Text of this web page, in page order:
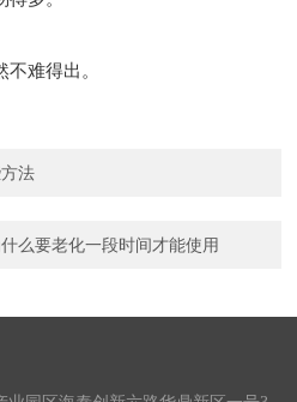
难得出。
法
么要老化一段时间才能使用